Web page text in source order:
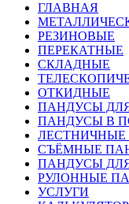
ГЛАВНАЯ
РЕЗИНОВЫЕ
ПЕРЕКАТНЫЕ
СКЛАДНЫЕ
ОТКИДНЫЕ
ПАНДУСЫ
ПАНДУСЫ В
СЪЁМНЫЕ
ПАНДУСЫ
РУЛОННЫЕ
УСЛУГИ